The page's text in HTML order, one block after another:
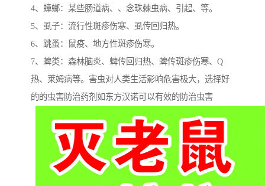
4、蟑螂：某些肠道病、、念珠棘虫病、引起、等。
5、虱子：流行性斑疹伤寒、虱传回归热。
6、跳蚤：鼠疫、地方性斑疹伤寒。
7、蜱类：森林脑炎、蜱传回归热、蜱传斑疹伤寒、Q
热、莱姆病等。害虫对人类生活影响危害极大，选择好
的的虫害防治药剂如东方汉诺可以有效的防治虫害